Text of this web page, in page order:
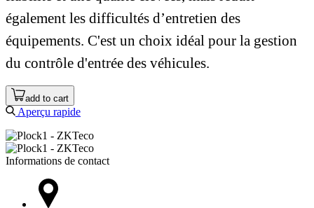
également les difficultés d’entretien des
équipements. C'est un choix idéal pour la gestion
du contrôle d'entrée des véhicules.
add to cart
Aperçu rapide
Informations de contact